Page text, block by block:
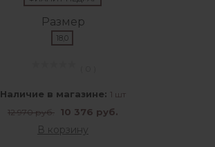
Размер
18,0
Наличие в магазине: 1 шт
12 970 руб. 10 376 руб.
В корзину